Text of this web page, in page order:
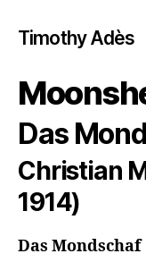
Timothy Adès
Das
Christian
1914)
Das Mondschaf